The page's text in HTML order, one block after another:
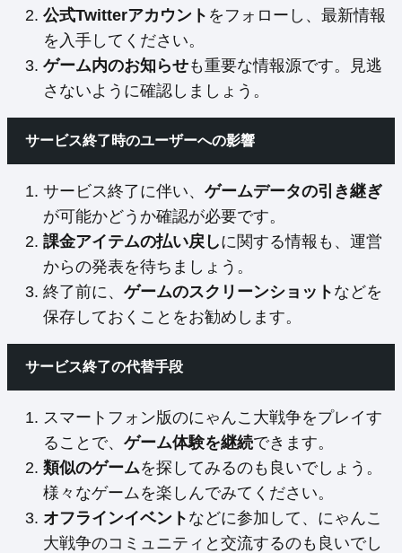
公式Twitterアカウント をフォローし、最新情報
を入手してください。
ゲーム内のお知らせも重要な情報源です。見逃
さないように確認しましょう。
サービス終了時のユーザーへの影響
サービス終了に伴い、 ゲームデータの引き継ぎ
が可能かどうか確認が必要です。
課金アイテムの払い戻しに関する情報も、運営
からの発表を待ちましょう。
終了前に、 ゲームのスクリーンショット などを
保存しておくことをお勧めします。
サービス終了の代替手段
スマートフォン版のにゃんこ大戦争をプレイす
ることで、 ゲーム体験を継続できます。
類似のゲームを探してみるのも良いでしょう。
様々なゲームを楽しんでみてください。
オフラインイベント などに参加して、にゃんこ
大戦争のコミュニティと交流するのも良いでし